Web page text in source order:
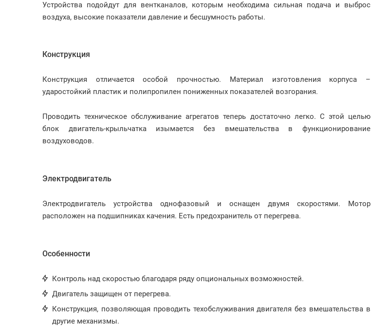
Устройства подойдут для вентканалов, которым необходима сильная подача и выброс
воздуха, высокие показатели давление и бесшумность работы.
Конструкция
Конструкция отличается особой прочностью. Материал изготовления корпуса –
ударостойкий пластик и полипропилен пониженных показателей возгорания.
Проводить техническое обслуживание агрегатов теперь достаточно легко. С этой целью
блок двигатель-крыльчатка изымается без вмешательства в функционирование
воздуховодов.
Электродвигатель
Электродвигатель устройства однофазовый и оснащен двумя скоростями. Мотор
расположен на подшипниках качения. Есть предохранитель от перегрева.
Особенности
Контроль над скоростью благодаря ряду опциональных возможностей.
Двигатель защищен от перегрева.
Конструкция, позволяющая проводить техобслуживания двигателя без вмешательства в
другие механизмы.